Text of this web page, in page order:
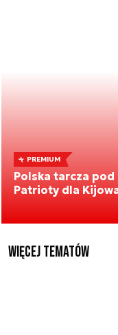
PREMIUM
Polska tarcza
Patrioty dla
Więcej tematów